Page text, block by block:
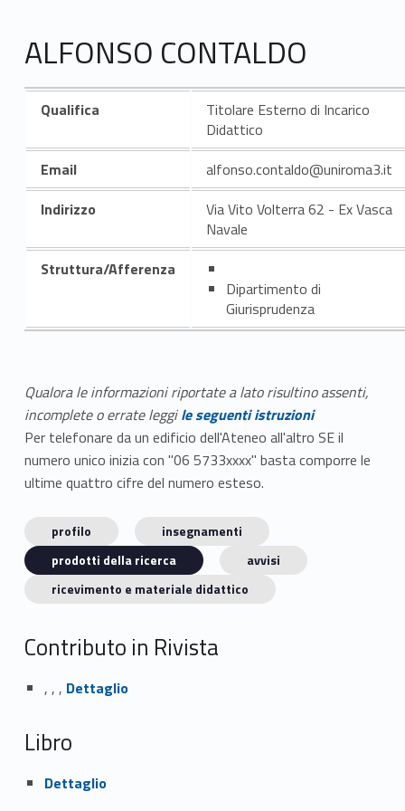
ALFONSO CONTALDO
Qualifica
Titolare Esterno di Incarico
Didattico
Email
alfonso.contaldo@uniroma3.it
Indirizzo
Via Vito Volterra 62 - Ex Vasca
Navale
Struttura/Afferenza
Dipartimento di
Giurisprudenza
Qualora le informazioni riportate a lato risultino assenti,
incomplete o errate leggile seguenti istruzioni
Per telefonare da un edificio dell'Ateneo all'altro SE il
numero unico inizia con "06 5733xxxx" basta comporre le
ultime quattro cifre del numero esteso.
profilo
insegnamenti
prodotti della ricerca
avvisi
ricevimento e materiale didattico
Contributo in Rivista
, , , Link identifier #identifier_person_103957-1
Dettaglio
Libro
Link identifier #identifier_person_77042-2
Dettaglio